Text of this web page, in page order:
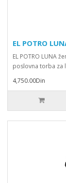
EL POTRO
EL POTRO LUNA
poslovna torba za
4,750.00Din